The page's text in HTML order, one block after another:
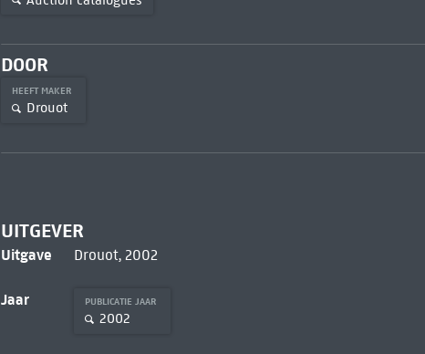
DOOR
HEEFT MAKER
Drouot
UITGEVER
Uitgave Drouot, 2002
Jaar PUBLICATIE JAAR
2002